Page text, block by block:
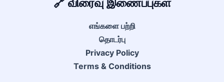
🔗 விரைவு இணைப்புகள்
எங்களை பற்றி
தொடர்பு
Privacy Policy
Terms & Conditions